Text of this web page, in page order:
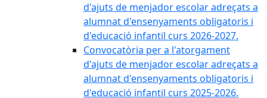
d'ajuts de menjador escolar adreçats a
alumnat d'ensenyaments obligatoris i
d'educació infantil curs 2026-2027.
Convocatòria per a l'atorgament
d'ajuts de menjador escolar adreçats a
alumnat d'ensenyaments obligatoris i
d'educació infantil curs 2025-2026.